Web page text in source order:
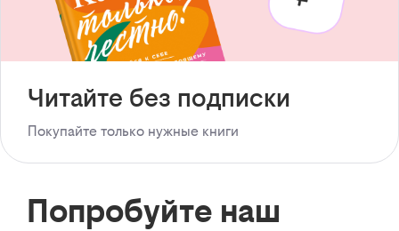
Читайте без подписки
Покупайте только нужные книги
Попробуйте наш